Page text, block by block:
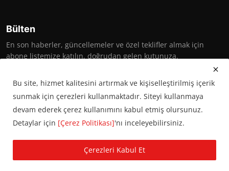
Bülten
En son haberler, güncellemeler ve özel teklifler almak için
abone listemize katılın, doğrudan gelen kutunuza.
Abone Ol
KVKK Aydınlatma Metni
Bu site, hizmet kalitesini artırmak ve kişiselleştirilmiş içerik
sunmak için çerezleri kullanmaktadır. Siteyi kullanmaya
devam ederek çerez kullanımını kabul etmiş olursunuz.
Detaylar için [Çerez Politikası]'nı inceleyebilirsiniz.
Çerezleri Kabul Et